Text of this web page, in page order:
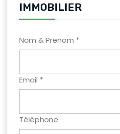
IMMOBILIER
Nom & Prenom *
Email *
Téléphone